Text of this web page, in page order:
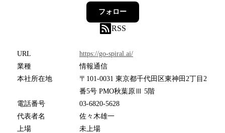
フォロー
RSS
URL
https://go-spiral.ai/
業種
情報通信
本社所在地
〒101-0031 東京都千代田区東神田2丁目2
番5号 PMO秋葉原Ⅲ 5階
電話番号
03-6820-5628
代表者名
佐々木雄一
上場
未上場